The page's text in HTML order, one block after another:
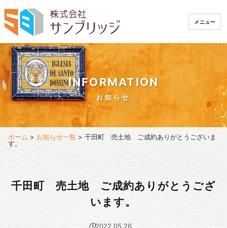
メニュー
INFORMATION
お知らせ
ホーム > お知らせ一覧 > 千田町 売土地 ご成約ありがとうございま
す。
千田町 売土地 ご成約ありがとうござ
います。
2022.05.26